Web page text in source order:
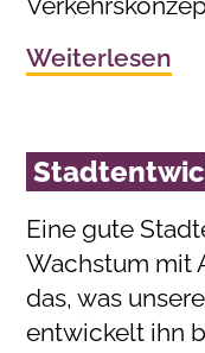
Weiterlesen
Eine gute
Wachstum mit
das, was
entwickelt ihn